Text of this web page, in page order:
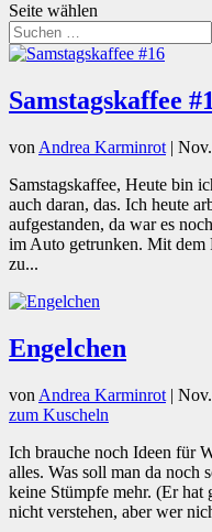
Seite wählen
Samstagskaffee
von Andrea Karminrot |
Samstagskaffee, Heute bin
auch daran, das. Ich heute
aufgestanden, da war es
im Auto getrunken. Mit dem
zu...
Engelchen
von Andrea Karminrot |
zum Kuscheln
Ich brauche noch Ideen für
alles. Was soll man da noch
keine Stümpfe mehr. (Er hat
nicht verstehen, aber wer